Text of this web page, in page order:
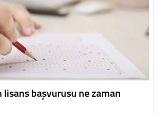
lisans başvurusu ne zaman